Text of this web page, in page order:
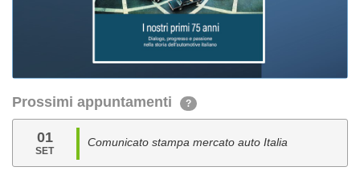
Prossimi appuntamenti ?
01
SET
Comunicato stampa mercato auto Italia